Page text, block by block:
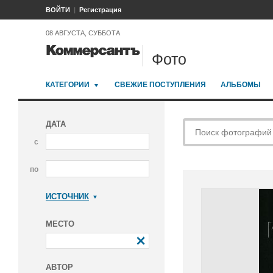
ВОЙТИ Регистрация
08 АВГУСТА, СУББОТА
Фото
КАТЕГОРИИ СВЕЖИЕ ПОСТУПЛЕНИЯ АЛЬБОМЫ
ДАТА
с
по
ИСТОЧНИК
МЕСТО
АВТОР